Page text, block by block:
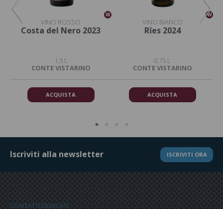
W
VINO ROSSO
Costa del Nero 2023
1,5 L
CONTE VISTARINO
ACQUISTA
W
VINO BIANCO
Rïes 2024
0,75 L
CONTE VISTARINO
ACQUISTA
Iscriviti alla newsletter ISCRIVITI ORA
CONTATTI DEDICATI